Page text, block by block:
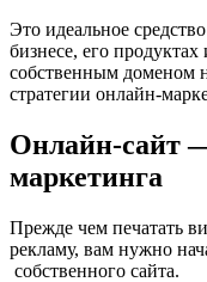
Это идеальное
бизнесе, его
собственным доменом
стратегии онлайн-
Онлайн-сайт
маркетинга
Прежде чем печатать
рекламу, вам нужно
собственного сайта.